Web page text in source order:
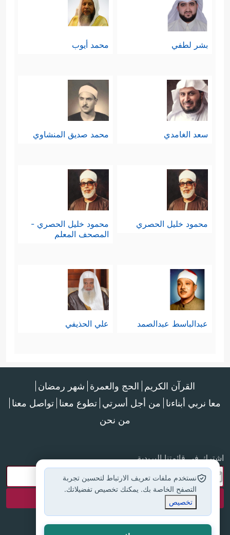
بشر لطفي محمد أيوب
سعد الغامدي محمد صديق المنشاوي
محمود خليل الحصري
محمود خليل الحصري -
المصحف المعلم
عبدالباسط عبدالصمد علي الحذيفي
القرآن الكريم الحج والعمرة شهر رمضان
معا نربي أبناءنا من أجل أسرتي تطوع معنا تواصل معنا
من نحن
اشترك في قائمتنا البريدية
نستخدم ملفات تعريف الارتباط لتحسين تجربة
التصفح الخاصة بك. يمكنك تخصيص تفضيلاتك.
تخصيص